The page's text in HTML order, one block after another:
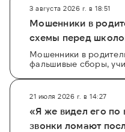
3 августа 2026 г. в 18:51
Мошенники в
схемы перед
Мошенники в
фальшивые сборы,
21 июля 2026 г. в 14:27
«Я же видел его по
звонки ломают